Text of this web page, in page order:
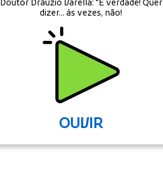
Doutor Dráuzio Varella: "É verdade! Quer
dizer... às vezes, não!
OUVIR